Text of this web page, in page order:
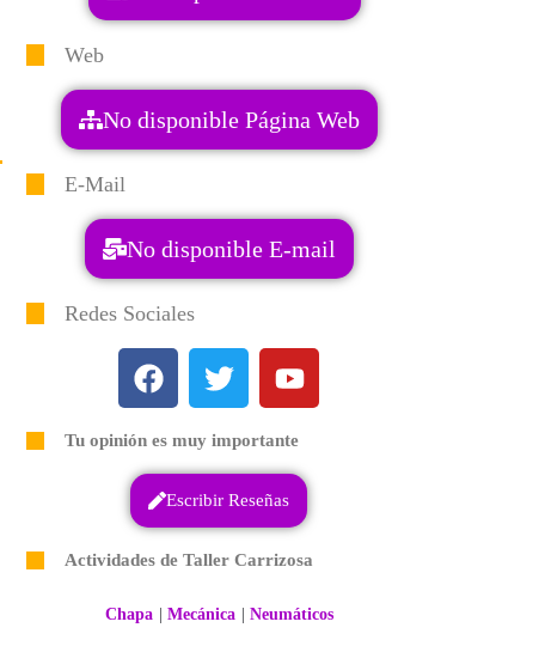
Web
No disponible Página Web
E-Mail
No disponible E-mail
Redes Sociales
Tu opinión es muy importante
Escribir Reseñas
Actividades de Taller Carrizosa
Chapa | Mecánica | Neumáticos